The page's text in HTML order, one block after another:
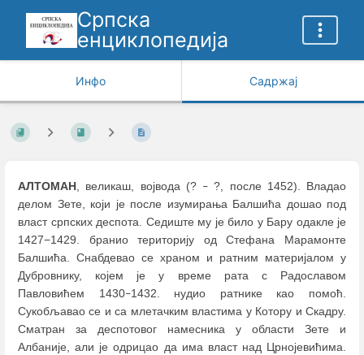
Српска
енциклопедија
Инфо Садржај
АЛТОМАН, великаш, војвода (? – ?, после 1452). Владао
делом Зете, који је после изумирања Балшића дошао под
власт српских деспота. Седиште му је било у Бару одакле је
1427−1429. бранио територију од Стефана Марамонте
Балшића. Снабдевао се храном и ратним материјалом у
Дубровнику, којем је у време рата с Радославом
Павловићем 1430–1432. нудио ратнике као помоћ.
Сукобљавао се и са млетачким властима у Котору и Скадру.
Сматран за деспотовог намесника у области Зете и
Албаније, али је одрицао да има власт над Црнојевићима.